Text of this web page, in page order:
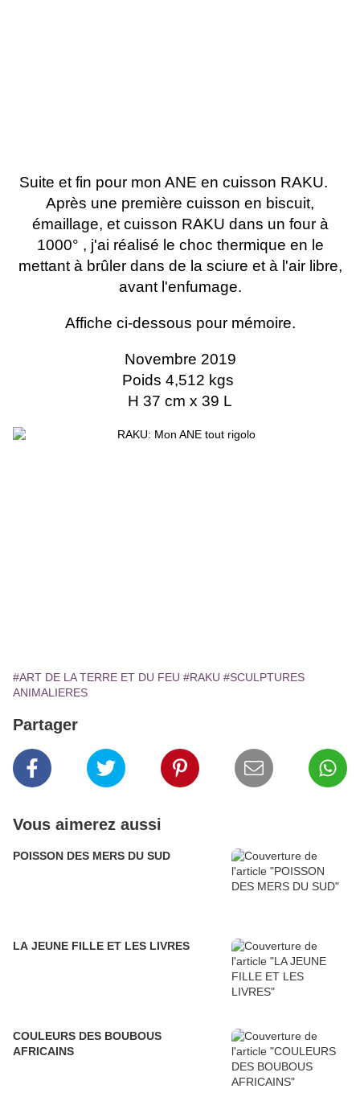
Suite et fin pour mon ANE en cuisson RAKU.
Après une première cuisson en biscuit,
émaillage, et cuisson RAKU dans un four à
1000° , j'ai réalisé le choc thermique en le
mettant à brûler dans de la sciure et à l'air libre,
avant l'enfumage.
Affiche ci-dessous pour mémoire.
Novembre 2019
Poids 4,512 kgs
H 37 cm x 39 L
#ART DE LA TERRE ET DU FEU #RAKU #SCULPTURES
ANIMALIERES
Partager
Vous aimerez aussi
POISSON DES MERS DU SUD
LA JEUNE FILLE ET LES LIVRES
COULEURS DES BOUBOUS
AFRICAINS